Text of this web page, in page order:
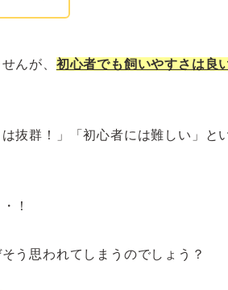
んが、 初心者でも飼いやすさは良
抜群！」「初心者には難しい」と
！
う思われてしまうのでしょう？